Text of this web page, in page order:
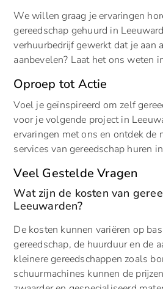
We willen graag je ervaringen
gereedschap gehuurd in
verhuurbedrijf gewerkt dat je aan
aanbevelen? Laat het ons weten
Oproep tot Actie
Voel je geïnspireerd om zelf
voor je volgende project in
ervaringen met ons en ontdek de
services van gereedschap huren
Veel Gestelde Vragen
Wat zijn de kosten van
Leeuwarden?
De kosten kunnen variëren op
gereedschap, de huurduur en de
kleinere gereedschappen zoals
schuurmachines kunnen de